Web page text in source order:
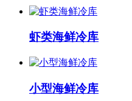
虾类海鲜冷库
小型海鲜冷库